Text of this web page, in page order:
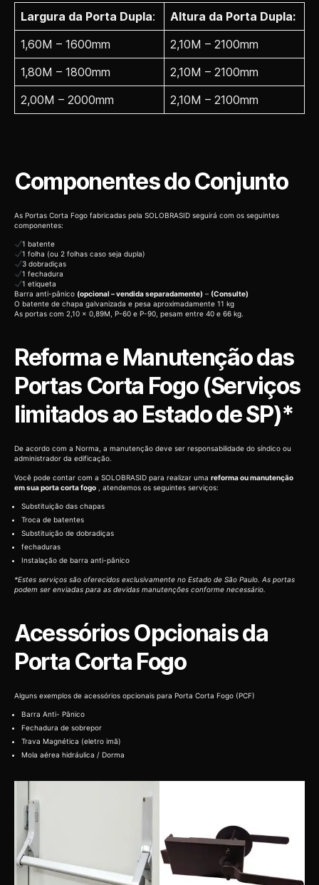
Largura da Porta Dupla:
Altura da Porta Dupla:
1,60M – 1600mm
2,10M – 2100mm
1,80M – 1800mm
2,10M – 2100mm
2,00M – 2000mm
2,10M – 2100mm
Componentes do Conjunto
As Portas Corta Fogo fabricadas pela SOLOBRASID seguirá com os seguintes
componentes:
1 batente
1 folha (ou 2 folhas caso seja dupla)
3 dobradiças
1 fechadura
1 etiqueta
Barra anti-pânico (opcional – vendida separadamente) – (Consulte)
O batente de chapa galvanizada e pesa aproximadamente 11 kg
As portas com 2,10 x 0,89M, P-60 e P-90, pesam entre 40 e 66 kg.
Reforma e Manutenção das
Portas Corta Fogo (Serviços
limitados ao Estado de SP)*
De acordo com a Norma, a manutenção deve ser responsabilidade do síndico ou
administrador da edificação.
Você pode contar com a SOLOBRASID para realizar uma reforma ou manutenção
em sua porta corta fogo , atendemos os seguintes serviços:
Substituição das chapas
Troca de batentes
Substituição de dobradiças
fechaduras
Instalação de barra anti-pânico
*Estes serviços são oferecidos exclusivamente no Estado de São Paulo. As portas
podem ser enviadas para as devidas manutenções conforme necessário.
Acessórios Opcionais da
Porta Corta Fogo
Alguns exemplos de acessórios opcionais para Porta Corta Fogo (PCF)
Barra Anti- Pânico
Fechadura de sobrepor
Trava Magnética (eletro imã)
Mola aérea hidráulica / Dorma